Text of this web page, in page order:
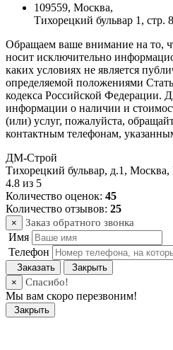
109559, Москва,
Тихорецкий бульвар 1, стр.
Обращаем ваше внимание на то,
носит исключительно
каких условиях не является
определяемой положениями
кодекса Российской Федерации.
информации о наличии и
(или) услуг, пожалуйста,
контактным телефонам,
ДМ-Строй
Тихорецкий бульвар, д.1 , Москва,
4.8 из 5
Количество оценок: 45
Количество отзывов: 25
× Заказ обратного звонка
Имя
Телефон
Заказать
Закрыть
×
Спасибо!
Мы вам скоро перезвоним!
Закрыть